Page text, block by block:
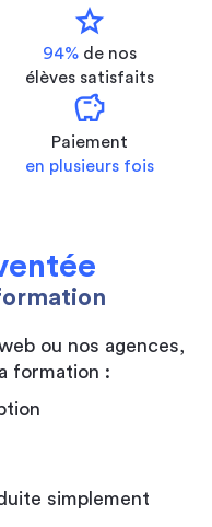
star
94% de nos
élèves satisfaits
savings
Paiement
en plusieurs fois
ou nos agences,
formation :
simplement